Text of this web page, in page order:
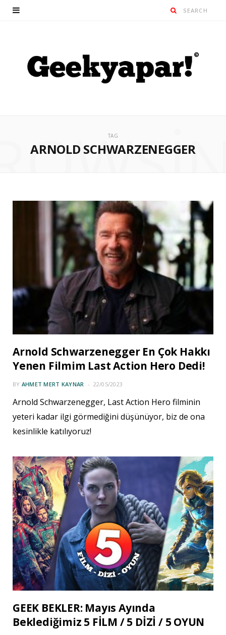
TAG
ARNOLD SCHWARZENEGGER
Arnold Schwarzenegger En Çok Hakkı
Yenen Filmim Last Action Hero Dedi!
BY AHMET MERT KAYNAR 22/05/2023
Arnold Schwarzenegger, Last Action Hero filminin
yeteri kadar ilgi görmediğini düşünüyor, biz de ona
kesinlikle katılıyoruz!
GEEK BEKLER: Mayıs Ayında
Beklediğimiz 5 FİLM / 5 DİZİ / 5 OYUN